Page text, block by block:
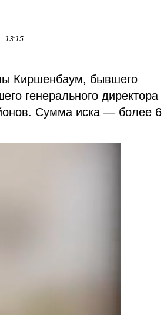
13:15
Киршенбаум, бывшего
генерального директора
Сумма иска — более 6